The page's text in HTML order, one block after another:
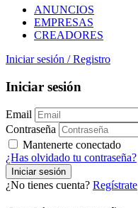
ANUNCIOS
EMPRESAS
CREADORES
Iniciar sesión / Registro
Iniciar sesión
Email
Contraseña
Mantenerte conectado
¿Has olvidado tu contraseña?
¿No tienes cuenta? Regístrate